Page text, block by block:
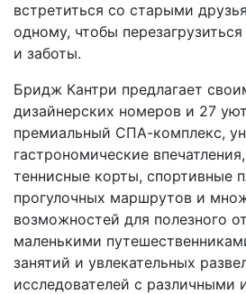
встретиться со старыми
одному, чтобы
и заботы.
Бридж Кантри предлагает
дизайнерских номеров и 27
премиальный СПА-комплекс,
гастрономические
теннисные корты, спортивные
прогулочных маршрутов и
возможностей для полезного
маленькими
занятий и увлекательных
исследователей с различными